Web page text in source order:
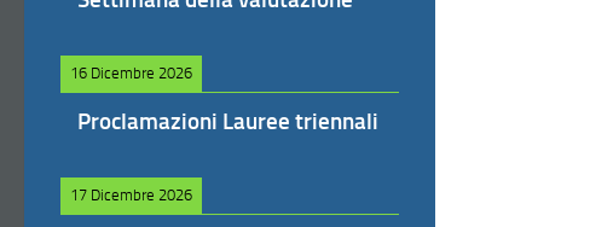
16 Dicembre 2026
Proclamazioni Lauree triennali
17 Dicembre 2026